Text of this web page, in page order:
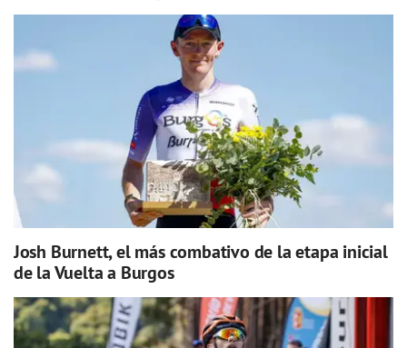
Josh Burnett, el más combativo de la etapa inicial
de la Vuelta a Burgos